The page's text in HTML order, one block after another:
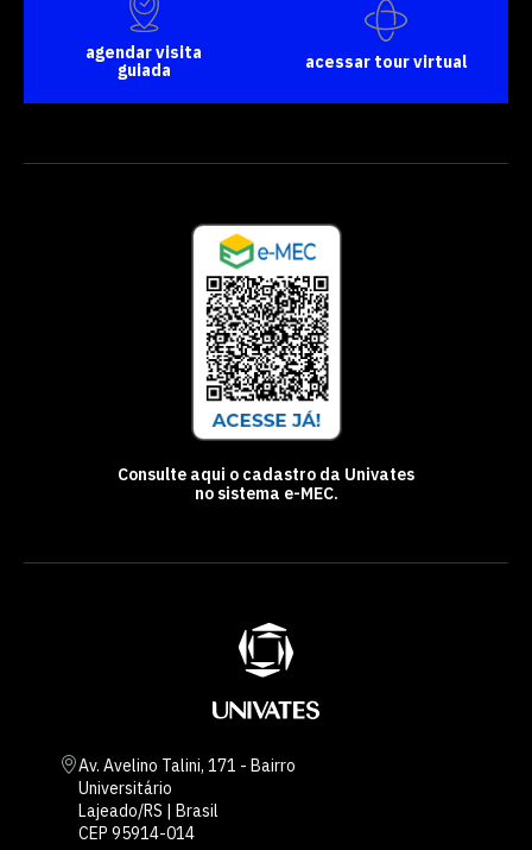
agendar visita
guiada
acessar tour virtual
Consulte aqui o cadastro da Univates
no sistema e-MEC.
Av. Avelino Talini, 171 - Bairro
Universitário
Lajeado/RS | Brasil
CEP 95914-014